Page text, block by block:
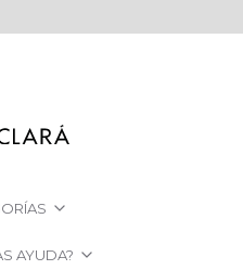
AYUDA?